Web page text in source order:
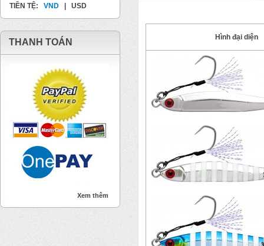
TIỀN TỆ: VND USD
THANH TOÁN
Xem thêm
Hình đại diện